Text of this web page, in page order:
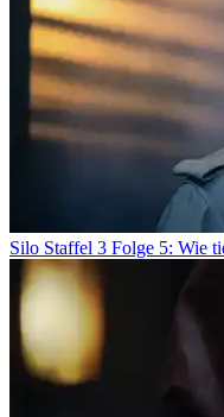
Silo Staffel 3 Folge 5: Wie